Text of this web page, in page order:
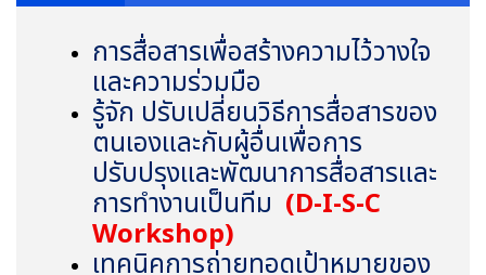
การสื่อสารเพื่อสร้างความไว้วางใจ
และความร่วมมือ
รู้จัก ปรับเปลี่ยนวิธีการสื่อสารของ
ตนเองและกับผู้อื่นเพื่อการ
ปรับปรุงและพัฒนาการสื่อสารและ
การทำงานเป็นทีม (D-I-S-C
Workshop)
เทคนิคการถ่ายทอดเป้าหมายของ